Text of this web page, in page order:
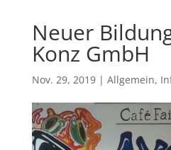
Neuer
Konz GmbH
Nov. 29, 2019| Allgemein,